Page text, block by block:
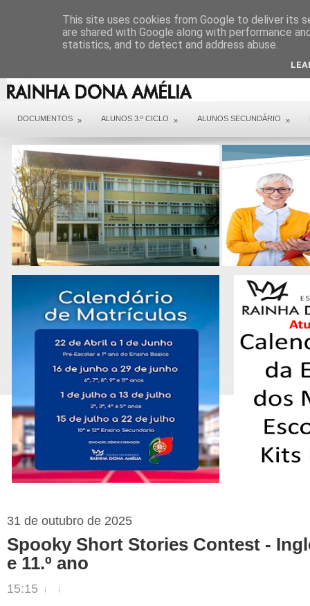
DOCUMENTOS » ALUNOS 3.º CICLO » ALUNOS SECUNDÁRIO »
31 de outubro de 2025
Spooky Short Stories Contest -
e 11.º ano
15:15
This site uses cookies from Google to deliver its
are shared with Google along with performance
statistics, and to detect and address abuse.